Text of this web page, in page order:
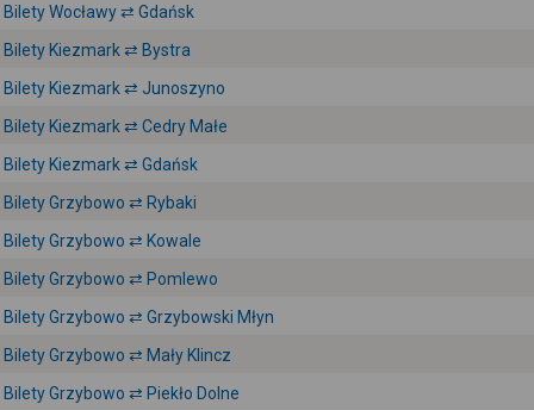
Bilety Wocławy ⇄ Gdańsk
Bilety Kiezmark ⇄ Bystra
Bilety Kiezmark ⇄ Junoszyno
Bilety Kiezmark ⇄ Cedry Małe
Bilety Kiezmark ⇄ Gdańsk
Bilety Grzybowo ⇄ Rybaki
Bilety Grzybowo ⇄ Kowale
Bilety Grzybowo ⇄ Pomlewo
Bilety Grzybowo ⇄ Grzybowski Młyn
Bilety Grzybowo ⇄ Mały Klincz
Bilety Grzybowo ⇄ Piekło Dolne